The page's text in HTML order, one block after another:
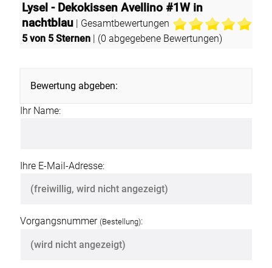
Lysel - Dekokissen Avellino #1W in
nachtblau| Gesamtbewertungen
5von 5 Sternen | (0 abgegebene Bewertungen)
Bewertung abgeben:
Ihr Name:
Ihre E-Mail-Adresse:
Vorgangsnummer (Bestellung):